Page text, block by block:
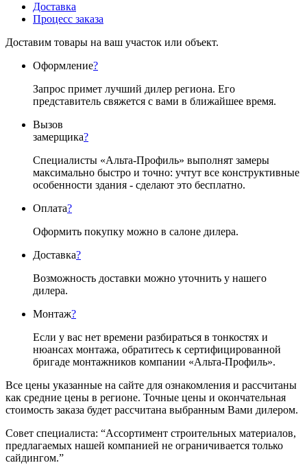
Доставка
Процесс заказа
Доставим товары на ваш участок или объект.
Оформление?
Запрос примет лучший дилер региона. Его
представитель свяжется с вами в ближайшее время.
Вызов
замерщика?
Специалисты «Альта-Профиль» выполнят замеры
максимально быстро и точно: учтут все конструктивные
особенности здания - сделают это бесплатно.
Оплата?
Оформить покупку можно в салоне дилера.
Доставка?
Возможность доставки можно уточнить у нашего
дилера.
Монтаж?
Если у вас нет времени разбираться в тонкостях и
нюансах монтажа, обратитесь к сертифицированной
бригаде монтажников компании «Альта-Профиль».
Все цены указанные на сайте для ознакомления и рассчитаны
как средние цены в регионе. Точные цены и окончательная
стоимость заказа будет рассчитана выбранным Вами дилером.
Совет специалиста: “Ассортимент строительных материалов,
предлагаемых нашей компанией не ограничивается только
сайдингом.”